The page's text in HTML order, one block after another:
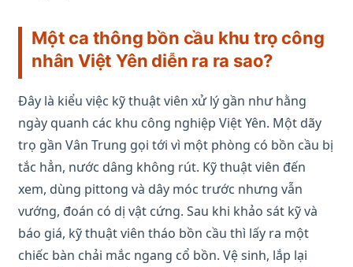
Một ca thông bồn cầu khu trọ công
nhân Việt Yên diễn ra ra sao?
Đây là kiểu việc kỹ thuật viên xử lý gần như hằng
ngày quanh các khu công nghiệp Việt Yên. Một dãy
trọ gần Vân Trung gọi tới vì một phòng có bồn cầu bị
tắc hẳn, nước dâng không rút. Kỹ thuật viên đến
xem, dùng pittong và dây móc trước nhưng vẫn
vướng, đoán có dị vật cứng. Sau khi khảo sát kỹ và
báo giá, kỹ thuật viên tháo bồn cầu thì lấy ra một
chiếc bàn chải mắc ngang cổ bồn. Vệ sinh, lắp lại